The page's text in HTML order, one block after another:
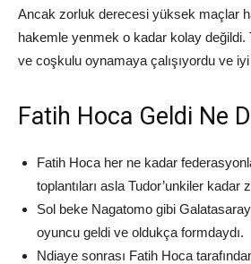
Ancak zorluk derecesi yüksek maçlar
hakemle yenmek o kadar kolay değildi.
ve coşkulu oynamaya çalışıyordu ve
Fatih Hoca Geldi Ne
Fatih Hoca her ne kadar
toplantıları asla Tudor’unkiler kadar
Sol beke Nagatomo gibi
oyuncu geldi ve oldukça formdaydı.
Ndiaye sonrası Fatih Hoca